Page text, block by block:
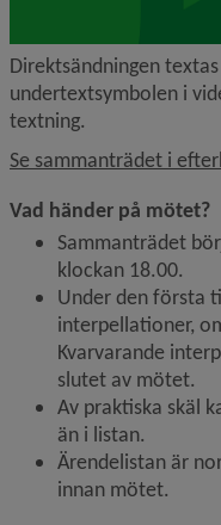
Direktsändningen
undertextsymbolen i
textning.
Se sammanträdet i
Vad händer på mötet?
Sammanträdet
klockan 18.00.
Under den första
interpellationer,
Kvarvarande
slutet av mötet.
Av praktiska skäl
än i listan.
Ärendelistan är
innan mötet.